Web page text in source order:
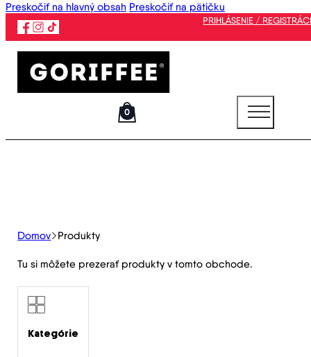
Preskočiť na hlavný obsah Preskočiť na pätičku
PRIHLÁSENIE /
0
Domov Produkty
Tu si môžete prezerať produkty v tomto obchode.
Kategórie